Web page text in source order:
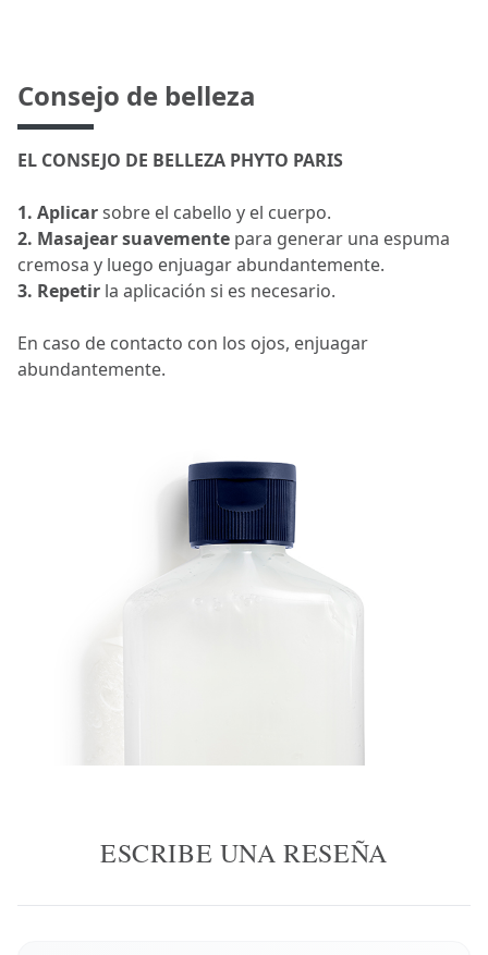
Consejo de belleza
EL CONSEJO DE BELLEZA PHYTO PARIS
1. Aplicarsobre el cabello y el cuerpo.
2. Masajear suavemente para generar una espuma
cremosa y luego enjuagar abundantemente.
3. Repetir la aplicación si es necesario.
En caso de contacto con los ojos, enjuagar
abundantemente.
ESCRIBE UNA RESEÑA